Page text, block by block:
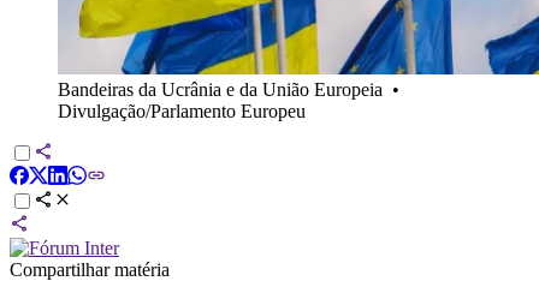
Bandeiras da Ucrânia e da União Europeia •
Divulgação/Parlamento Europeu
Compartilhar matéria